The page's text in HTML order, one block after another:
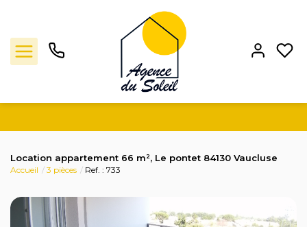
Locations
Estimation
Location appartement 66 m², Le pontet 84130 Vaucluse
Accueil 3 pièces Ref. : 733